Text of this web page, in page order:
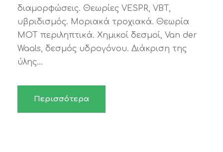
διαμορφώσεις. Θεωρίες VESPR, VBT,
υβριδισμός. Μοριακά τροχιακά. Θεωρία
ΜΟΤ περιληπτικά. Χημικοί δεσμοί, Van der
Waals, δεσμός υδρογόνου. Διάκριση της
ύλης...
Περισσότερα